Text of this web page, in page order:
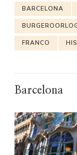
BARCELONA
FRANCO
Barcelona